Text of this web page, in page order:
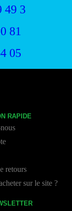
49 3
81
05
RAPIDE
retours
sur le site ?